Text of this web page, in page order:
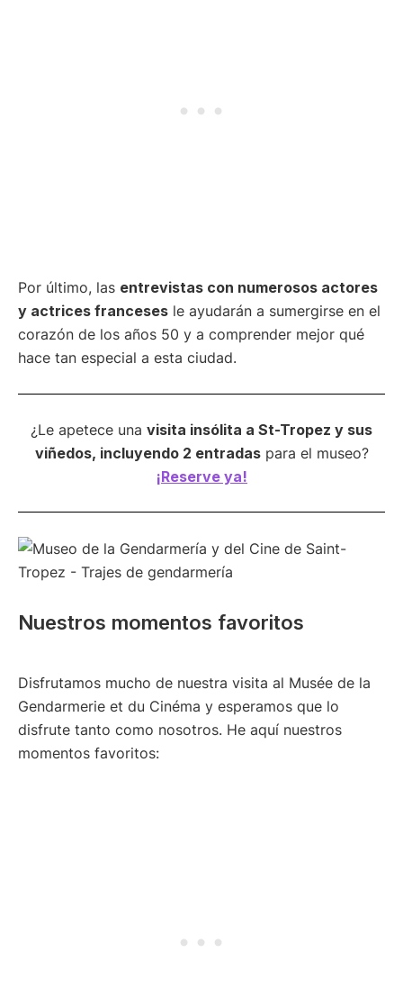
Por último, las entrevistas con numerosos actores
y actrices franceses le ayudarán a sumergirse en el
corazón de los años 50 y a comprender mejor qué
hace tan especial a esta ciudad.
¿Le apetece una visita insólita a St-Tropez y sus
viñedos, incluyendo 2 entradaspara el museo?
¡Reserve ya!
Nuestros momentos favoritos
Disfrutamos mucho de nuestra visita al Musée de la
Gendarmerie et du Cinéma y esperamos que lo
disfrute tanto como nosotros. He aquí nuestros
momentos favoritos: